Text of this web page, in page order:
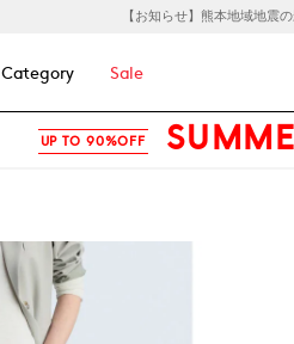
【お知らせ】熊本地域地震
Category Sale
UP TO 90%OFF